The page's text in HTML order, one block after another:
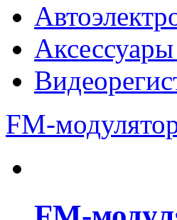
FM-